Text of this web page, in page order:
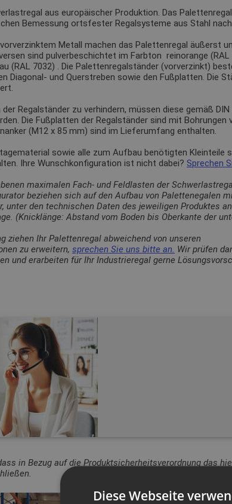
aus europäischer Produktion. Das
Bemessung ortsfester Regalsysteme aus Stahl nach
Metall machen das Palettenregal äußerst
sind pulverbeschichtet im Farbton reinorange (RAL
(RAL 7032) . Die Palettenregalständer (vorverzinkt)
Diagonal- und Querstreben sowie den Fußplatten. Die
Regalständer zu verhindern, müssen diese gemäß DIN
Die Fußplatten der Regalständer sind mit Bohrungen
(M12 x 85 mm) sind im Lieferumfang enthalten.
sowie alle zum Aufbau benötigten Kleinteile
Ihre Wunschkonfiguration ist nicht dabei? Sprechen
maximalen Fach- und Feldlasten der
beziehen sich auf den Aufbau von Palettenegalen
unter den technischen Daten des jeweiligen Produktes
(Knicklänge: Abstand vom Boden bis Oberkante der
ziehen Ihr Palettenregal abweichend von unseren
zu erweitern, sprechen Sie uns bitte an. Wir prüfen
und erarbeiten für Ihr Industrieregal gerne
in Bezug auf die Produktsicherheitsverordnung das
Diese Webseite